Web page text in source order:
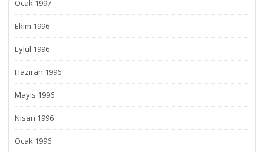
Ocak 1997
Ekim 1996
Eylül 1996
Haziran 1996
Mayıs 1996
Nisan 1996
Ocak 1996